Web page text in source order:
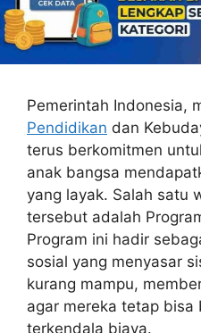
Pemerintah Indonesia,
Pendidikan dan
terus berkomitmen
anak bangsa
yang layak. Salah satu
tersebut adalah
Program ini hadir
sosial yang menyasar
kurang mampu,
agar mereka tetap bisa
terkendala biaya.